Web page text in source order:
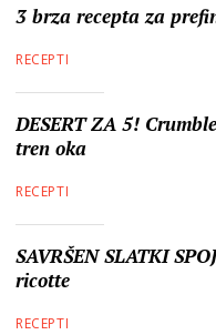
3 brza recepta za
RECEPTI
DESERT ZA 5!
tren oka
RECEPTI
SAVRŠEN SLATKI
ricotte
RECEPTI